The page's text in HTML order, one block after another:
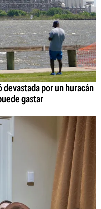
devastada por un huracán
gastar